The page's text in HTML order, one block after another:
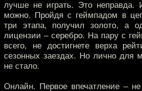
лучше не играть. Это неправда.
можно. Пройдя с геймпадом в
три этапа, получил золото, а
лицензии – серебро. На пару с
всего, не достигнете верха
сезонных заездах. Но лично для
не стало.
Онлайн. Первое впечатление –